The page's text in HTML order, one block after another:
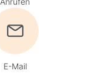
E-Mail